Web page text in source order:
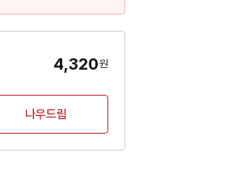
4,320원
나우드림